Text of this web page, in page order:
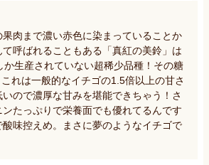
肉まで濃い赤色に染まっていることか
呼ばれることもある「真紅の美鈴」は
か生産されていない超稀少品種！その糖
れは一般的なイチゴの1.5倍以上の甘さ
ので濃厚な甘みを堪能できちゃう！さ
たっぷりで栄養面でも優れてるんです
酸味控えめ。まさに夢のようなイチゴで